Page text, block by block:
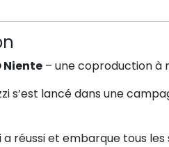
Niente – une coproduction à
s’est lancé dans une
réussi et embarque tous